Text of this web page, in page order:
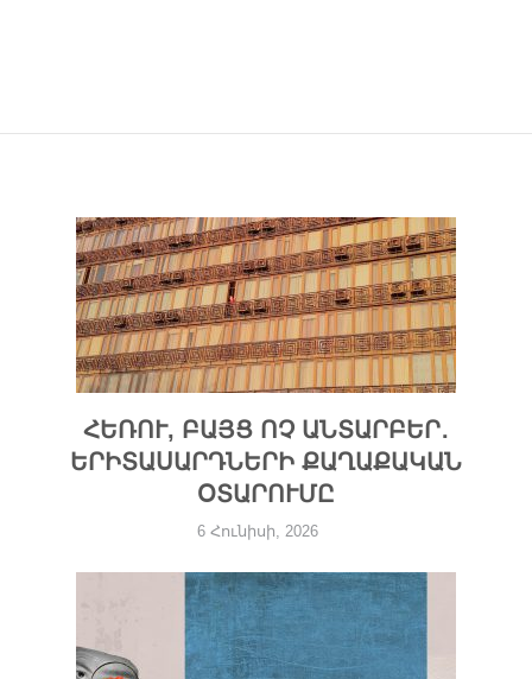
ՀԵՌՈՒ, ԲԱՅՑ ՈՉ ԱՆՏԱՐԲԵՐ․
ԵՐԻՏԱՍԱՐԴՆԵՐԻ ՔԱՂԱՔԱԿԱՆ
ՕՏԱՐՈՒՄԸ
6 Հունիսի, 2026